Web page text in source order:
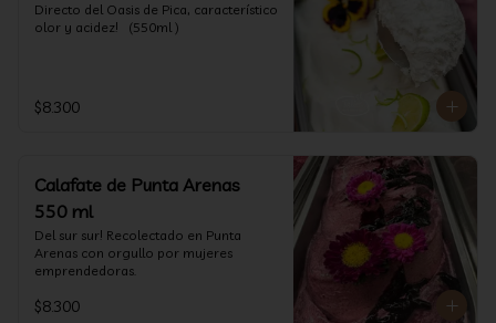
Directo del Oasis de Pica, característico
olor y acidez!   (550ml )
$8.300
Calafate de Punta Arenas
550 ml
Del sur sur! Recolectado en Punta
Arenas con orgullo por mujeres
emprendedoras.
$8.300